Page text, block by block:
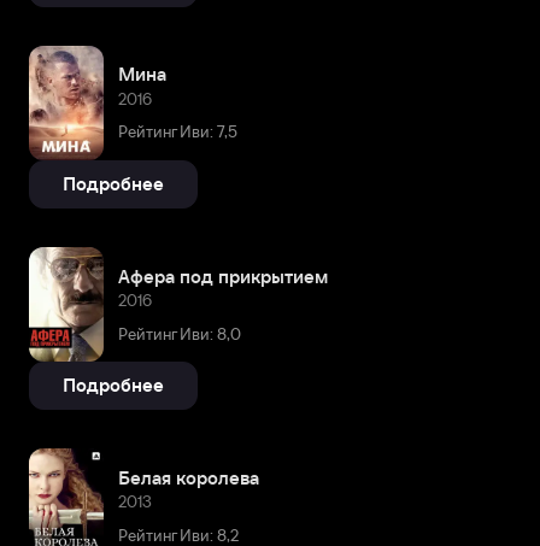
Мина
2016
Рейтинг Иви: 7,5
Подробнее
Афера под прикрытием
2016
Рейтинг Иви: 8,0
Подробнее
Белая королева
2013
Рейтинг Иви: 8,2